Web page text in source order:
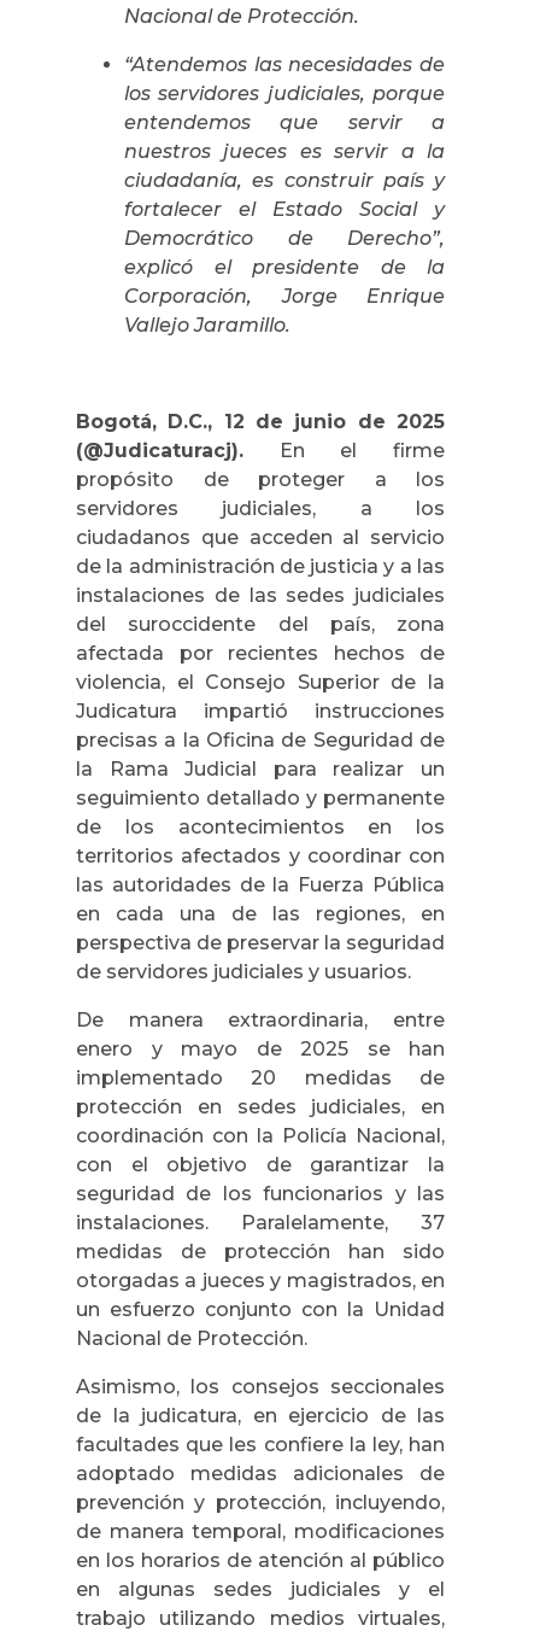
Nacional de Protección.
“Atendemos las necesidades de
los servidores judiciales, porque
entendemos que servir a
nuestros jueces es servir a la
ciudadanía, es construir país y
fortalecer el Estado Social y
Democrático de Derecho”,
explicó el presidente de la
Corporación, Jorge Enrique
Vallejo Jaramillo.
Bogotá, D.C., 12 de junio de 2025
(@Judicaturacj). En el firme
propósito de proteger a los
servidores judiciales, a los
ciudadanos que acceden al servicio
de la administración de justicia y a las
instalaciones de las sedes judiciales
del suroccidente del país, zona
afectada por recientes hechos de
violencia, el Consejo Superior de la
Judicatura impartió instrucciones
precisas a la Oficina de Seguridad de
la Rama Judicial para realizar un
seguimiento detallado y permanente
de los acontecimientos en los
territorios afectados y coordinar con
las autoridades de la Fuerza Pública
en cada una de las regiones, en
perspectiva de preservar la seguridad
de servidores judiciales y usuarios.
De manera extraordinaria, entre
enero y mayo de 2025 se han
implementado 20 medidas de
protección en sedes judiciales, en
coordinación con la Policía Nacional,
con el objetivo de garantizar la
seguridad de los funcionarios y las
instalaciones. Paralelamente, 37
medidas de protección han sido
otorgadas a jueces y magistrados, en
un esfuerzo conjunto con la Unidad
Nacional de Protección.
Asimismo, los consejos seccionales
de la judicatura, en ejercicio de las
facultades que les confiere la ley, han
adoptado medidas adicionales de
prevención y protección, incluyendo,
de manera temporal, modificaciones
en los horarios de atención al público
en algunas sedes judiciales y el
trabajo utilizando medios virtuales,